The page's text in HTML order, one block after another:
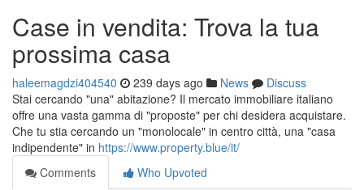
Case in vendita: Trova la tua
prossima casa
haleemagdzi404540 239 days ago News
Discuss
Stai cercando "una" abitazione? Il mercato immobiliare italiano
offre una vasta gamma di "proposte" per chi desidera acquistare.
Che tu stia cercando un "monolocale" in centro città, una "casa
indipendente" in https://www.property.blue/it/
Comments
Who Upvoted